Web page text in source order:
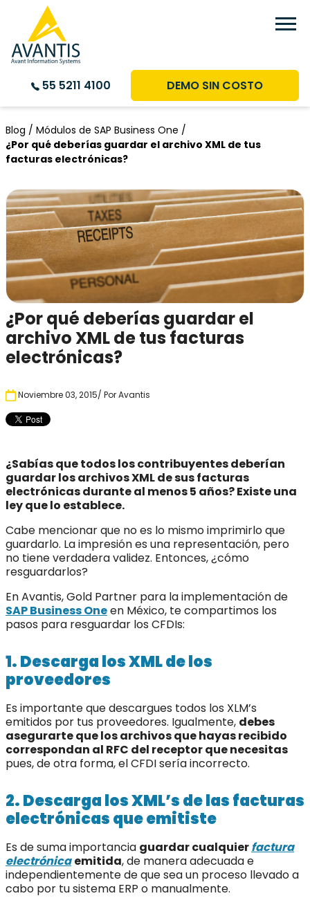
55 5211 4100 DEMO SIN COSTO
Blog / Módulos de SAP Business One /
¿Por qué deberías guardar el archivo XML de tus
facturas electrónicas?
¿Por qué deberías guardar el
archivo XML de tus facturas
electrónicas?
Noviembre 03, 2015/ PorAvantis
¿Sabías que todos los contribuyentes deberían
guardar los archivos XML de susfacturas
electrónicasdurante al menos 5 años? Existe una
ley que lo establece.
Cabe mencionar que no es lo mismo imprimirlo que
guardarlo. La impresión es una representación, pero
no tiene verdadera validez. Entonces, ¿cómo
resguardarlos?
En Avantis, Gold Partner para la implementación de
SAP Business Oneen México, te compartimos los
pasos para resguardar los CFDIs:
1. Descarga los XML de los
proveedores
Es importante que descargues todos los XLM’s
emitidos por tus proveedores. Igualmente, debes
asegurarte que los archivos que hayas recibido
correspondan al RFC del receptor que necesitas
pues, de otra forma, el CFDI sería incorrecto.
2. Descarga los XML’s de las facturas
electrónicas que emitiste
Es de suma importancia guardar cualquierfactura
electrónica emitida, de manera adecuada e
independientemente de que sea un proceso llevado a
cabo por tu sistema ERP o manualmente.